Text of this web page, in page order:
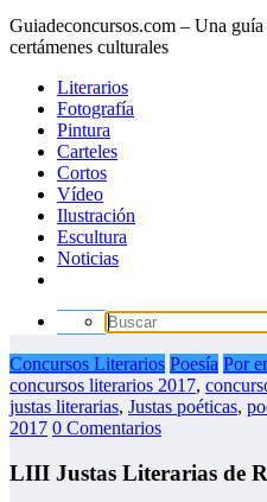
Guiadeconcursos.com – Una
certámenes culturales
Literarios
Fotografía
Pintura
Carteles
Cortos
Vídeo
Ilustración
Escultura
Noticias
Concursos Literarios Poesía Por
concursos literarios 2017,
justas literarias, Justas poéticas,
2017 0 Comentarios
LIII Justas Literarias de